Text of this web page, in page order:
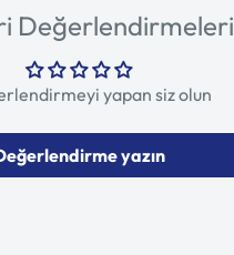
Değerlendirmeleri
yapan siz olun
yazın